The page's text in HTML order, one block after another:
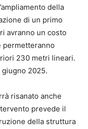
della
di un primo
avranno un costo
permetteranno
230 metri lineari.
2025.
risanato anche
prevede il
della struttura